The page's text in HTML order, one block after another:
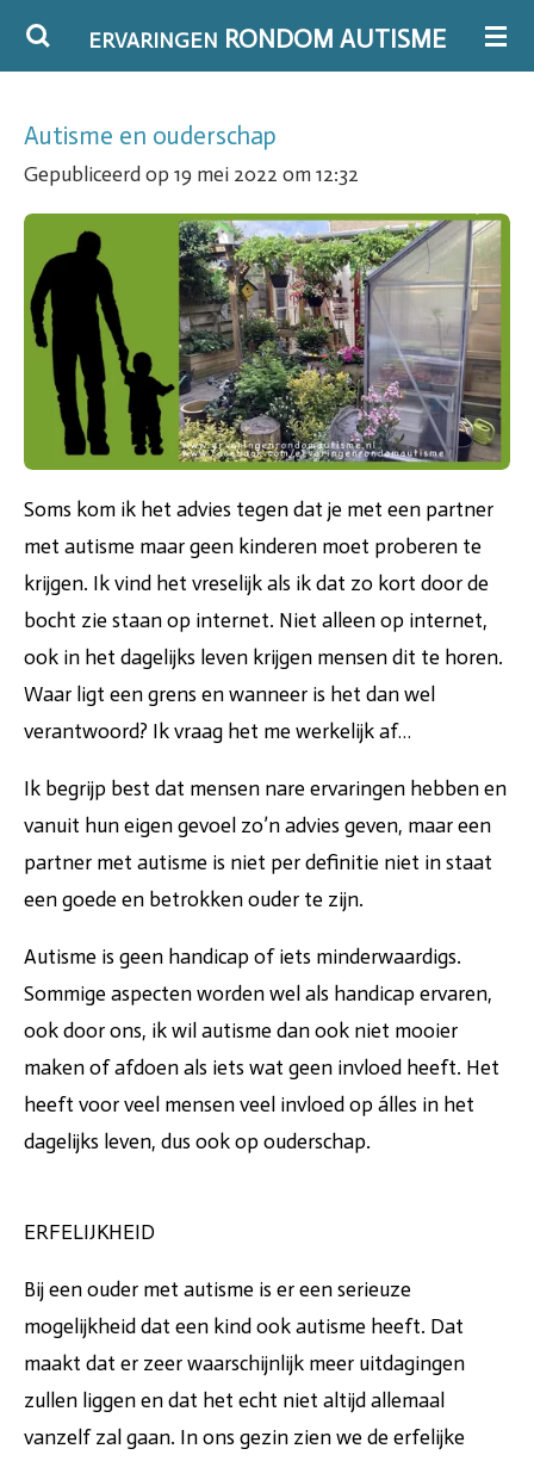
Ga
direct
de
hoofdinhoud
ERVARINGEN RONDOM AUTISME
Autisme en ouderschap
Gepubliceerd op 19 mei 2022 om 12:32
Soms kom ik het advies tegen dat je met een partner
met autisme maar geen kinderen moet proberen te
krijgen. Ik vind het vreselijk als ik dat zo kort door de
bocht zie staan op internet. Niet alleen op internet,
ook in het dagelijks leven krijgen mensen dit te horen.
Waar ligt een grens en wanneer is het dan wel
verantwoord? Ik vraag het me werkelijk af…
Ik begrijp best dat mensen nare ervaringen hebben en
vanuit hun eigen gevoel zo’n advies geven, maar een
partner met autisme is niet per definitie niet in staat
een goede en betrokken ouder te zijn.
Autisme is geen handicap of iets minderwaardigs.
Sommige aspecten worden wel als handicap ervaren,
ook door ons, ik wil autisme dan ook niet mooier
maken of afdoen als iets wat geen invloed heeft. Het
heeft voor veel mensen veel invloed op álles in het
dagelijks leven, dus ook op ouderschap.
ERFELIJKHEID
Bij een ouder met autisme is er een serieuze
mogelijkheid dat een kind ook autisme heeft. Dat
maakt dat er zeer waarschijnlijk meer uitdagingen
zullen liggen en dat het echt niet altijd allemaal
vanzelf zal gaan. In ons gezin zien we de erfelijke